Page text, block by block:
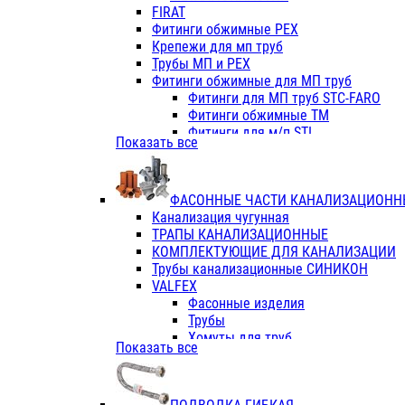
Фитинги ПП белые
Фитинги ПП белые
Фитинги ППс металл.белые
VALFEX
Трубы PE-RT
Трубы ПП водопровод белые
Трубы ПП водопровод серые
Трубы армированные
Трубы армированные
Фитинги с металл. серые
Фитинги ПП (серые)
Фитинги ПП белые
Краны
Фитинги ПП (белые)
Фитинги ПП с металлом белые
ПК КОНТУР
Краны полипропиленовые
Трубы полипропиленивые
FIRAT
Фитинги обжимные PEX
Крепежи для мп труб
Трубы МП и PEX
Фитинги обжимные для МП труб
Фитинги для МП труб STC-FARO
Фитинги обжимные ТМ
Фитинги для м/п STI
Фитинги для МП труб TITAN
TK
VALFEX
Показать все
ФАСОННЫЕ ЧАСТИ
Канализация чугунная
ТРАПЫ КАНАЛИЗАЦИОННЫЕ
КОМПЛЕКТУЮЩИЕ ДЛЯ КАНАЛИЗАЦИИ
Трубы канализационные СИНИКОН
VALFEX
Фасонные изделия
Трубы
Хомуты для труб
ПВХ (стройполимер)
Показать все